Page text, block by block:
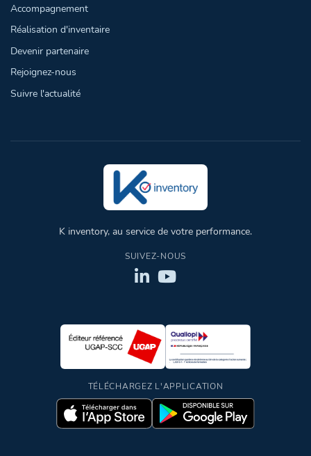
Accompagnement
Réalisation d'inventaire
Devenir partenaire
Rejoignez-nous
Suivre l'actualité
K inventory, au service de votre performance.
SUIVEZ-NOUS
TÉLÉCHARGEZ L'APPLICATION